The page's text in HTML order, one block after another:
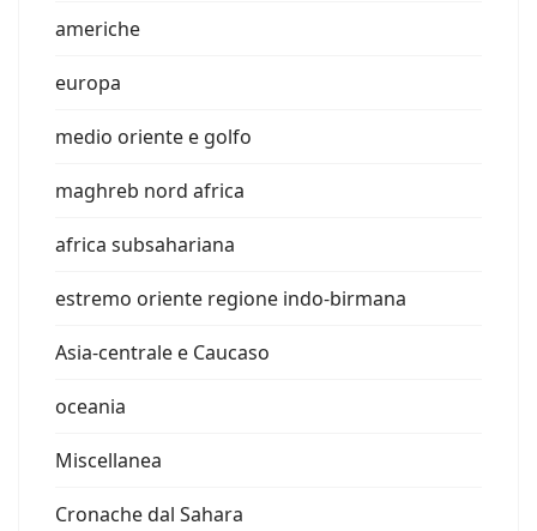
americhe
europa
medio oriente e golfo
maghreb nord africa
africa subsahariana
estremo oriente regione indo-birmana
Asia-centrale e Caucaso
oceania
Miscellanea
Cronache dal Sahara